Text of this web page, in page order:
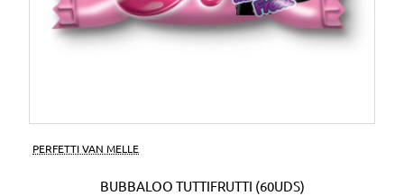
PERFETTI VAN MELLE
BUBBALOO TUTTIFRUTTI (60UDS)